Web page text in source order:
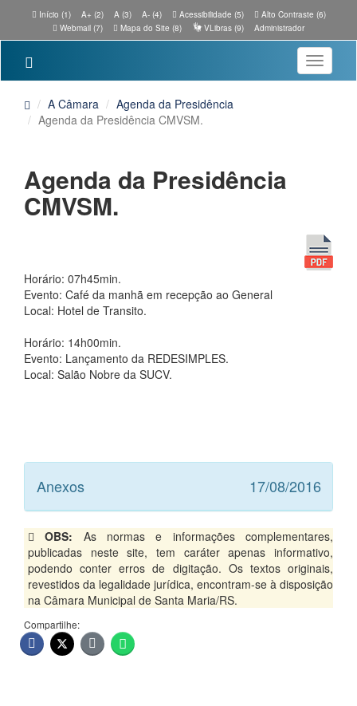
Início (1) A+ (2) A (3) A- (4) Acessibilidade (5)
Alto Contraste (6)
Webmail (7)
Mapa do Site (8) VLibras (9) Administrador
Toggle
A Câmara
Agenda da Presidência
Agenda da Presidência CMVSM.
Agenda da Presidência
CMVSM.
Horário: 07h45min.
Evento: Café da manhã em recepção ao General
Local: Hotel de Transito.
Horário: 14h00min.
Evento: Lançamento da REDESIMPLES.
Local: Salão Nobre da SUCV.
Anexos 17/08/2016
OBS: As normas e informações complementares,
publicadas neste site, tem caráter apenas informativo,
podendo conter erros de digitação. Os textos originais,
revestidos da legalidade jurídica, encontram-se à disposição
na Câmara Municipal de Santa Maria/RS.
Compartilhe: